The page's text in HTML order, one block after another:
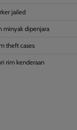
jailed
minyak dipenjara
theft cases
rim kenderaan